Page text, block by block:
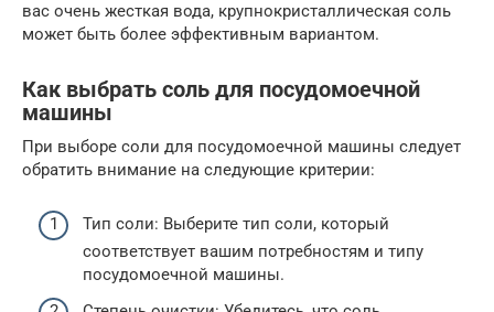
вас очень жесткая вода, крупнокристаллическая соль
может быть более эффективным вариантом.
Как выбрать соль для посудомоечной
машины
При выборе соли для посудомоечной машины следует
обратить внимание на следующие критерии:
Тип соли: Выберите тип соли, который
соответствует вашим потребностям и типу
посудомоечной машины.